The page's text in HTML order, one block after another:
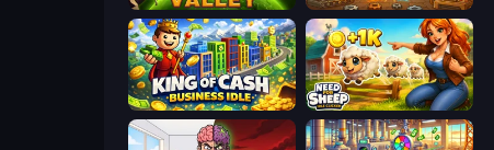
Cell to Singularity: Mesozoic Valley Gear Factory
King of Cash Business Idle Need for Sheep: Idle Clicker